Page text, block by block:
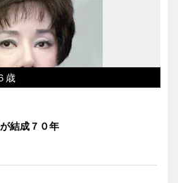
歳
結成７０年